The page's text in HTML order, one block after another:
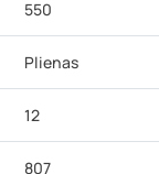
550
Plienas
12
807